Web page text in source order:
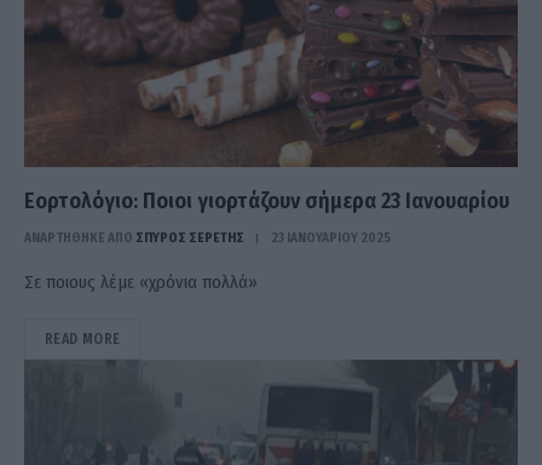
Εορτολόγιο: Ποιοι γιορτάζουν σήμερα 23 Ιανουαρίου
ΑΝΑΡΤΗΘΗΚΕ ΑΠΟ ΣΠΎΡΟΣ ΣΕΡΈΤΗΣ 23 ΙΑΝΟΥΑΡΊΟΥ 2025
Σε ποιους λέμε «χρόνια πολλά»
READ MORE